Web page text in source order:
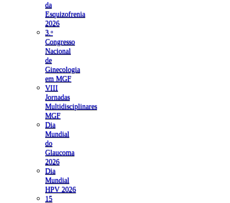
da
Esquizofrenia
2026
3.ᵒ
Congresso
Nacional
de
Ginecologia
em MGF
VIII
Jornadas
Multidisciplinares
MGF
Dia
Mundial
do
Glaucoma
2026
Dia
Mundial
HPV 2026
15